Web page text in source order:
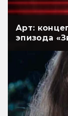
Арт:
эпизода